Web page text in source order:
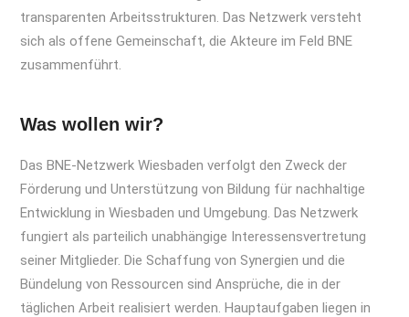
transparenten Arbeitsstrukturen. Das Netzwerk versteht
sich als offene Gemeinschaft, die Akteure im Feld BNE
zusammenführt.
Was wollen wir?
Das BNE-Netzwerk Wiesbaden verfolgt den Zweck der
Förderung und Unterstützung von Bildung für nachhaltige
Entwicklung in Wiesbaden und Umgebung. Das Netzwerk
fungiert als parteilich unabhängige Interessensvertretung
seiner Mitglieder. Die Schaffung von Synergien und die
Bündelung von Ressourcen sind Ansprüche, die in der
täglichen Arbeit realisiert werden. Hauptaufgaben liegen in